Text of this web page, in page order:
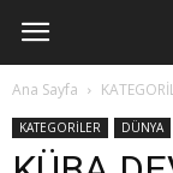
Ana Sayfa
KATEGORİLER DÜNYA